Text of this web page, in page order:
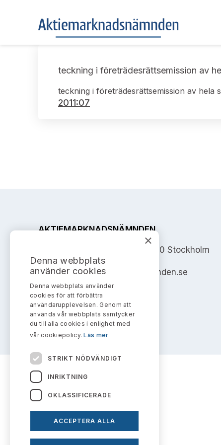
teckning i företrädesrättsemission av
teckning i företrädesrättsemission av hela
2011:07
AKTIEMARKNADSNÄMNDEN
Address: Box 7354, 103 90 Stockholm
info@aktiemarknadsnamnden.se
×
Denna webbplats
använder cookies
Denna webbplats använder
cookies för att förbättra
användarupplevelsen. Genom att
använda vår webbplats samtycker
du till alla cookies i enlighet med
vår cookiepolicy.Läs mer
STRIKT NÖDVÄNDIGT
INRIKTNING
OKLASSIFICERADE
ACCEPTERA ALLA